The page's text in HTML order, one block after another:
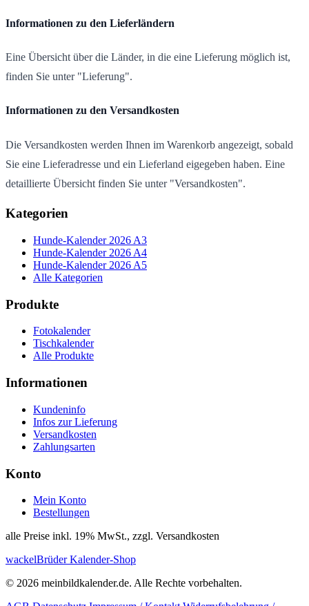
Informationen zu den Lieferländern
Eine Übersicht über die Länder, in die eine Lieferung möglich ist,
finden Sie unter "Lieferung".
Informationen zu den Versandkosten
Die Versandkosten werden Ihnen im Warenkorb angezeigt, sobald
Sie eine Lieferadresse und ein Lieferland eigegeben haben. Eine
detaillierte Übersicht finden Sie unter "Versandkosten".
Kategorien
Hunde-Kalender 2026 A3
Hunde-Kalender 2026 A4
Hunde-Kalender 2026 A5
Alle Kategorien
Produkte
Fotokalender
Tischkalender
Alle Produkte
Informationen
Kundeninfo
Infos zur Lieferung
Versandkosten
Zahlungsarten
Konto
Mein Konto
Bestellungen
alle Preise inkl. 19% MwSt., zzgl. Versandkosten
wackelBrüder Kalender-Shop
© 2026 meinbildkalender.de. Alle Rechte vorbehalten.